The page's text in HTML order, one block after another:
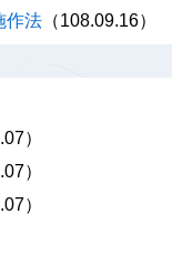
作法 （108.09.16）
）
）
）